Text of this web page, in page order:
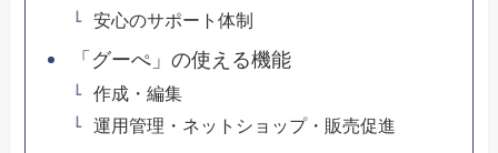
安心のサポート体制
「グーぺ」の使える機能
作成・編集
運用管理・ネットショップ・販売促進